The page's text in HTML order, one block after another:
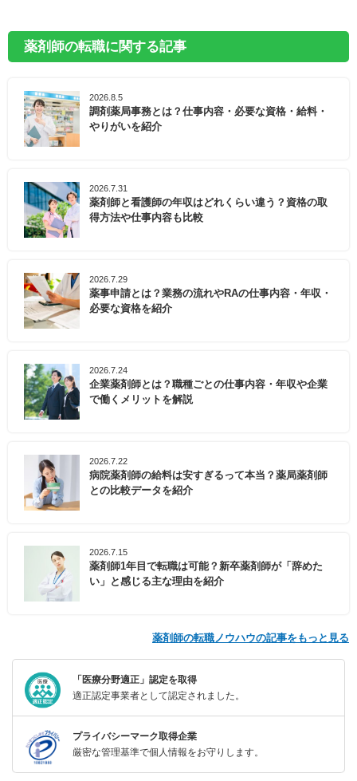
薬剤師の転職に関する記事
2026.8.5
調剤薬局事務とは？仕事内容・必要な資格・給料・
やりがいを紹介
2026.7.31
薬剤師と看護師の年収はどれくらい違う？資格の取
得方法や仕事内容も比較
2026.7.29
薬事申請とは？業務の流れやRAの仕事内容・年収・
必要な資格を紹介
2026.7.24
企業薬剤師とは？職種ごとの仕事内容・年収や企業
で働くメリットを解説
2026.7.22
病院薬剤師の給料は安すぎるって本当？薬局薬剤師
との比較データを紹介
2026.7.15
薬剤師1年目で転職は可能？新卒薬剤師が「辞めた
い」と感じる主な理由を紹介
薬剤師の転職ノウハウの記事をもっと見る
「医療分野適正」認定を取得
適正認定事業者として認定されました。
プライバシーマーク取得企業
厳密な管理基準で個人情報をお守りします。